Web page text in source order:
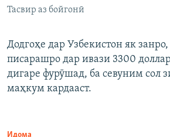
Тасвир аз бойгонӣ
Додгоҳе дар Узбекистон як занро,
писарашро дар ивази 3300
дигаре фурӯшад, ба севуним сол
маҳкум кардааст.
Идома